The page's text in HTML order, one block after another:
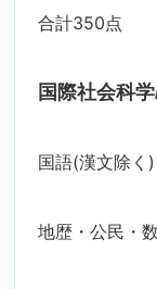
合計350点
国際社会科
国語(漢文除く
地歴・公民・